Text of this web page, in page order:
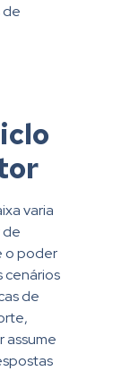
de
varia
de
o poder
cenários
de
assume